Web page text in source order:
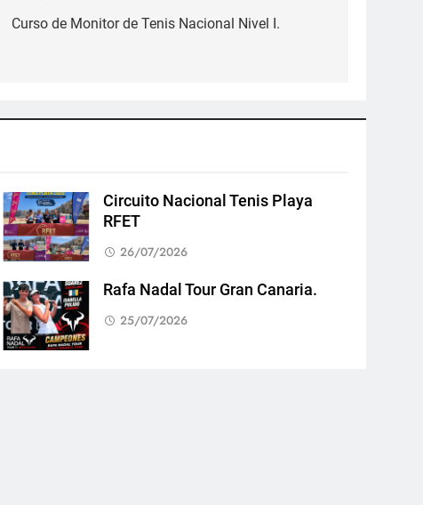
Curso de Monitor de Tenis Nacional Nivel I.
Circuito Nacional Tenis Playa
RFET
26/07/2026
Rafa Nadal Tour Gran Canaria.
25/07/2026